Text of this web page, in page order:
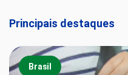
Principais destaques
Brasil